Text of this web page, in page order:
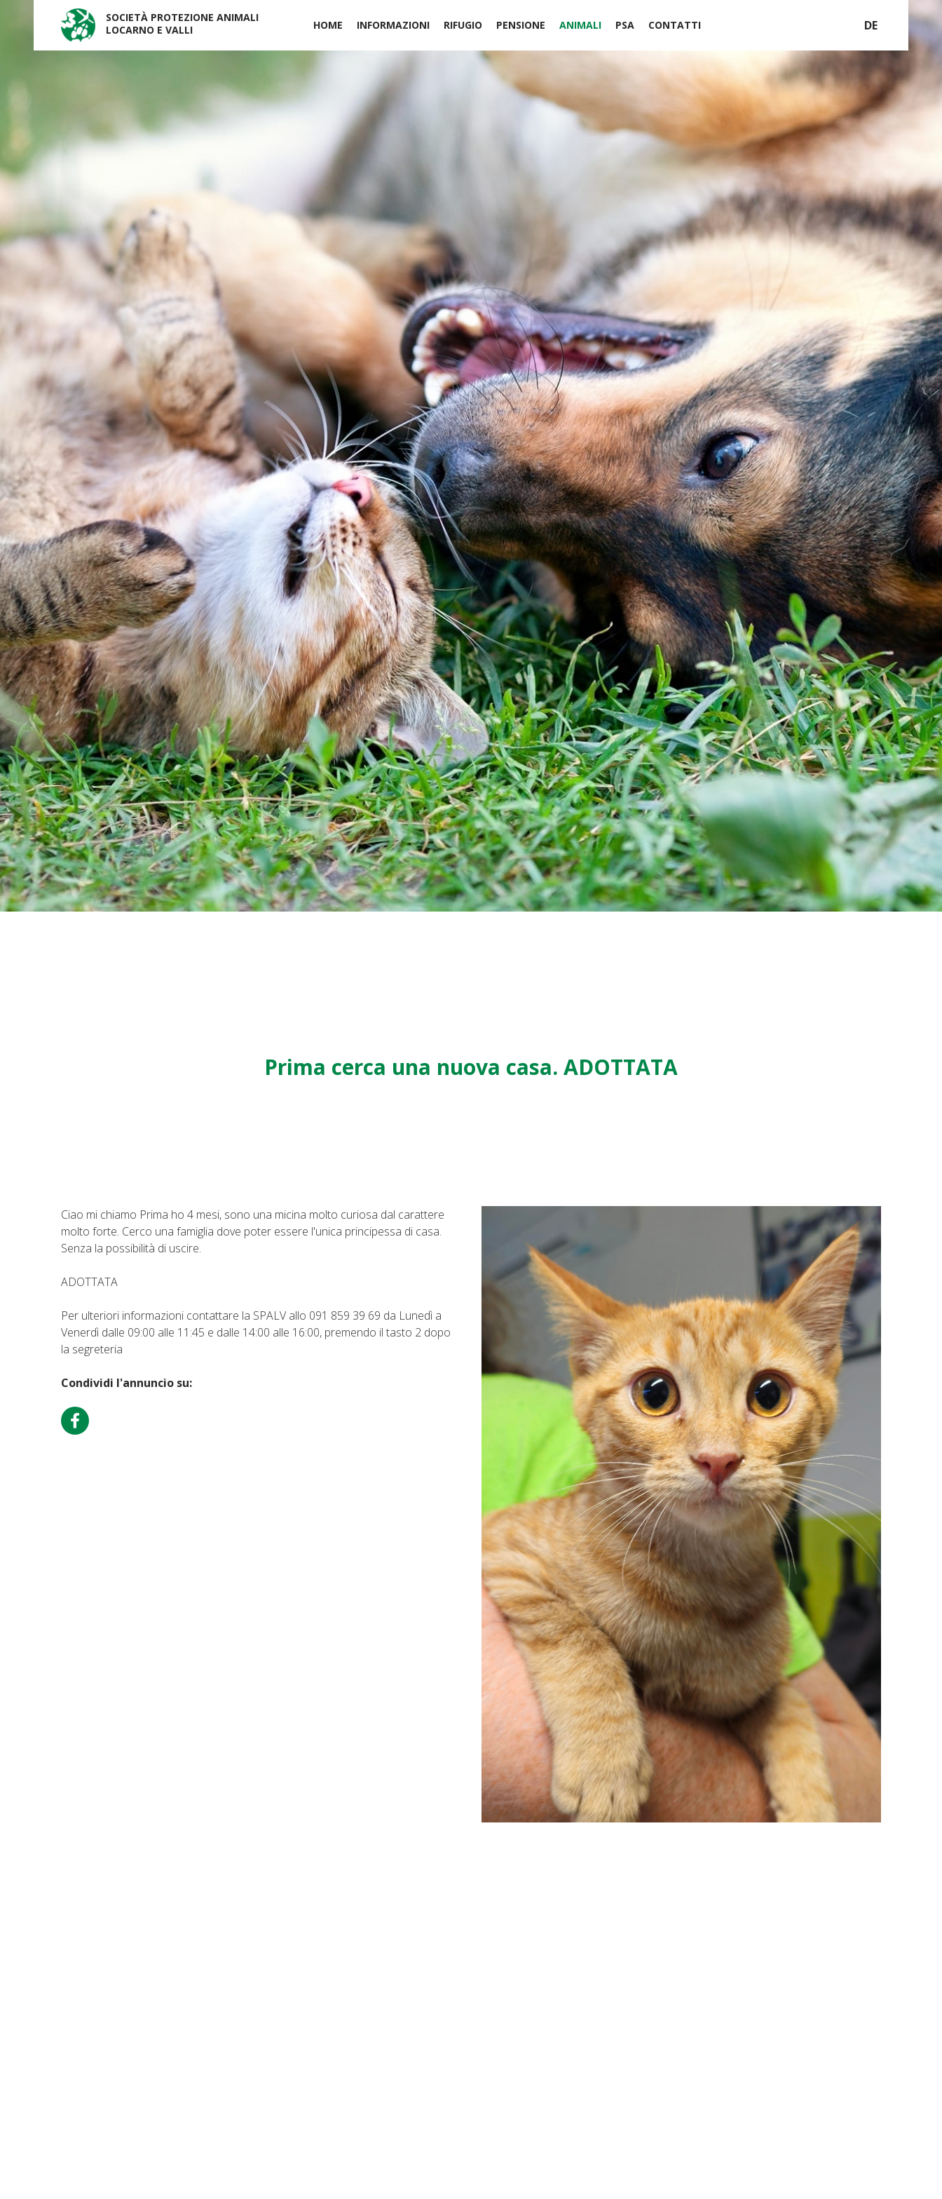
SOCIETÀ PROTEZIONE ANIMALI
LOCARNO E VALLI
HOME INFORMAZIONI RIFUGIO PENSIONE ANIMALI PSA CONTATTI DE
Prima cerca una nuova casa. ADOTTATA
Ciao mi chiamo Prima ho 4 mesi, sono una micina molto curiosa dal carattere
molto forte. Cerco una famiglia dove poter essere l'unica principessa di casa.
Senza la possibilità di uscire.
ADOTTATA
Per ulteriori informazioni contattare la SPALV allo 091 859 39 69 da Lunedì a
Venerdì dalle 09:00 alle 11:45 e dalle 14:00 alle 16:00, premendo il tasto 2 dopo
la segreteria
Condividi l'annuncio su: